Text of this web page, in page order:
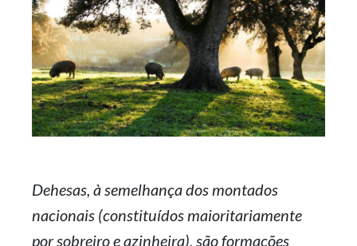
Dehesas, à semelhança dos montados
nacionais (constituídos maioritariamente
por sobreiro e azinheira), são formações